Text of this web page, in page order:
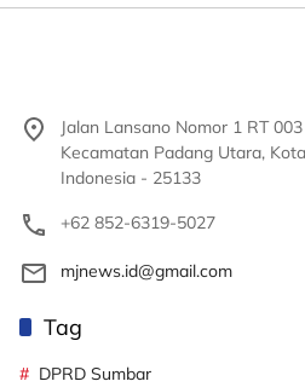
Jalan Lansano Nomor 1 RT
Kecamatan Padang Utara,
Indonesia - 25133
+62 852-6319-5027
mjnews.id@gmail.com
Tag
DPRD Sumbar